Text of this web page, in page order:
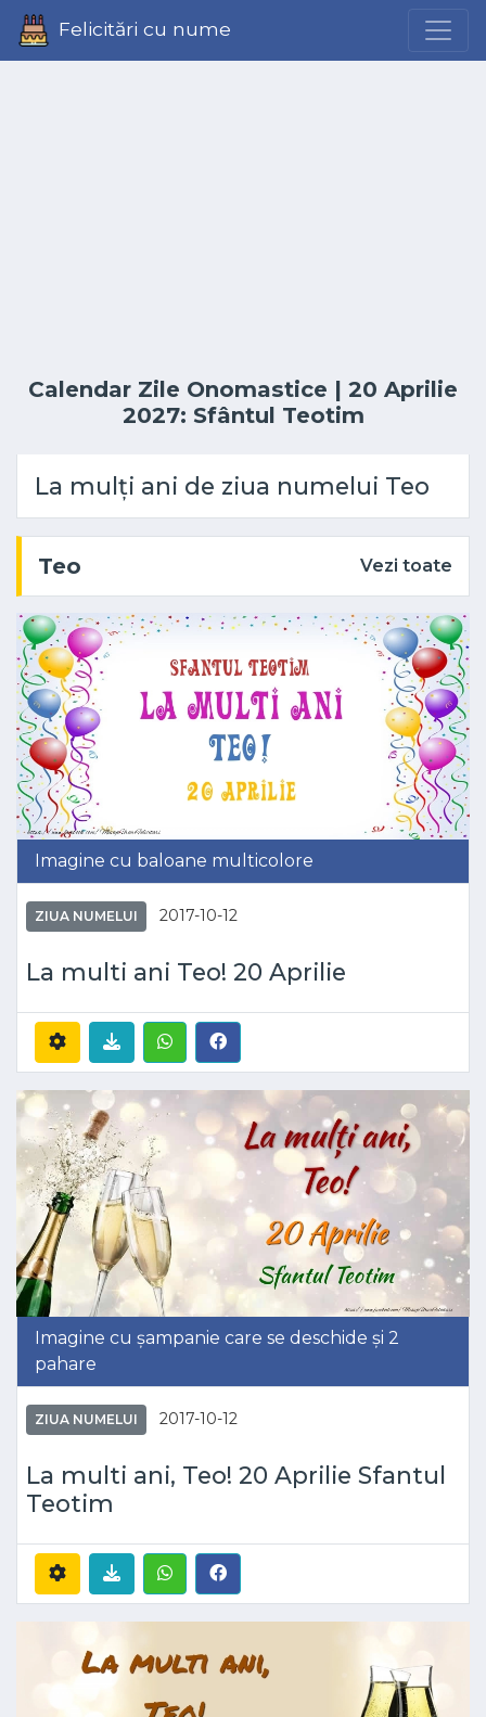
Felicitări cu nume
Calendar Zile Onomastice | 20 Aprilie
2027: Sfântul Teotim
La mulți ani de ziua numelui Teo
Teo Vezi toate
Imagine cu baloane multicolore
ZIUA NUMELUI 2017-10-12
La multi ani Teo! 20 Aprilie
Imagine cu șampanie care se deschide și 2
pahare
ZIUA NUMELUI 2017-10-12
La multi ani, Teo! 20 Aprilie Sfantul
Teotim